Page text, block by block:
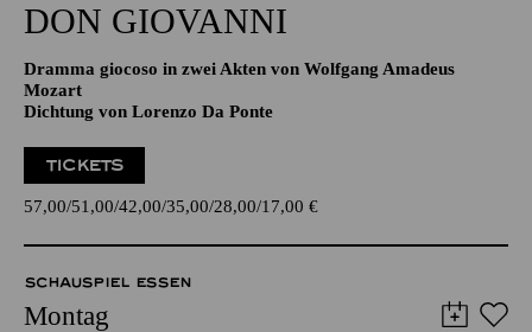
DON GIO­VANNI
Dramma giocoso in zwei Akten von Wolfgang Amadeus
Mozart
Dichtung von Lorenzo Da Ponte
TICKETS
57,00 51,00 42,00 35,00 28,00 17,00 €
SCHAUSPIEL ESSEN
Montag